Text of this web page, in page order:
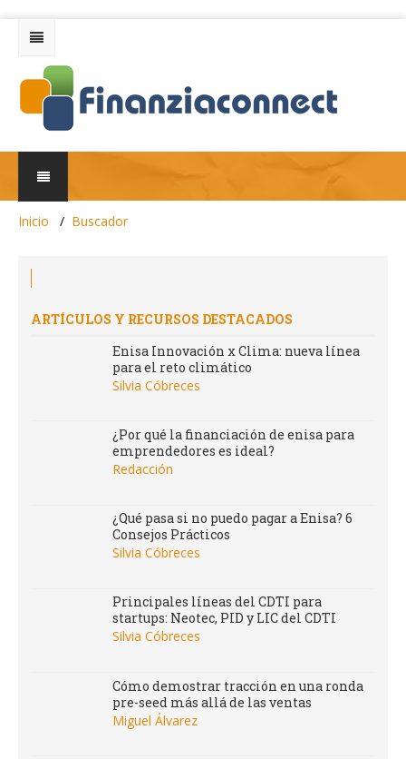
Inicio Buscador
CONNECT
APÚNTATE
ARTÍCULOS Y RECURSOS DESTACADOS
Enisa Innovación x Clima: nueva línea
para el reto climático
Silvia Cóbreces
¿Por qué la financiación de enisa para
emprendedores es ideal?
Redacción
¿Qué pasa si no puedo pagar a Enisa? 6
Consejos Prácticos
Silvia Cóbreces
Principales líneas del CDTI para
startups: Neotec, PID y LIC del CDTI
Silvia Cóbreces
Cómo demostrar tracción en una ronda
pre-seed más allá de las ventas
Miguel Álvarez